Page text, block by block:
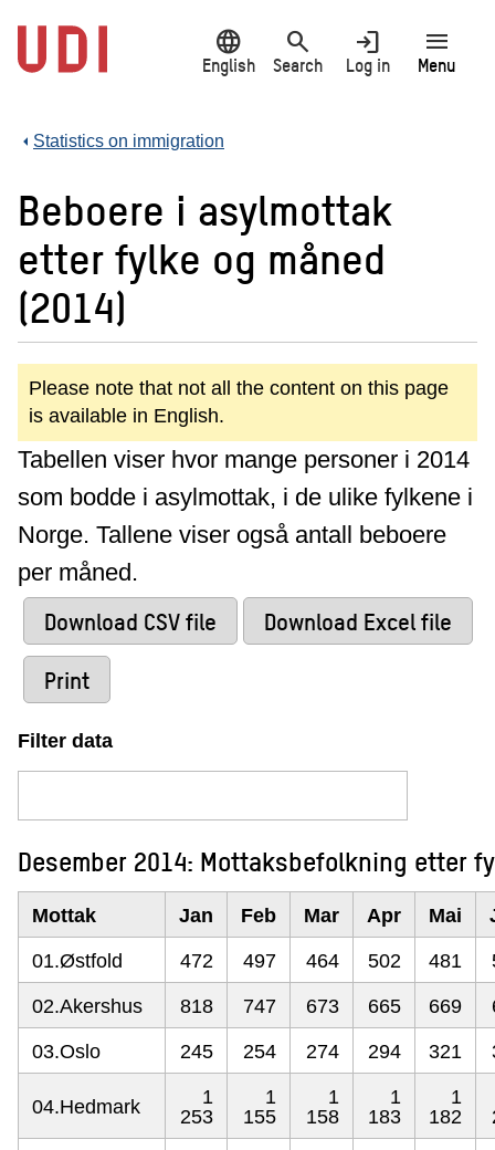
main
content
language
English
search
Search
login
Log in
menu
Menu
Statistics on immigration
Beboere i asylmottak
etter fylke og måned
(2014)
Please note that not all the content on this page
is available in English.
Tabellen viser hvor mange personer i 2014
som bodde i asylmottak, i de ulike fylkene i
Norge. Tallene viser også antall beboere
per måned.
Download CSV file
Download Excel file
Print
Filter data
Desember 2014: Mottaksbefolkning etter
Mottak Jan Feb Mar Apr Mai
01.Østfold 472 497 464 502 481
02.Akershus 818 747 673 665 669
03.Oslo 245 254 274 294 321
04.Hedmark
1
253
1
155
1
158
1
183
1
182